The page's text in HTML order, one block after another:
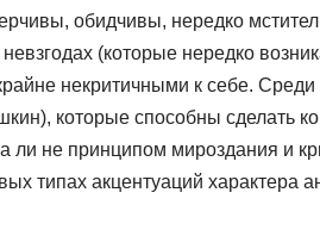
обидчивы, нередко
(которые нередко
некритичными к себе.
которые способны сделать
ли не принципом мироздания и
типах акцентуаций характера